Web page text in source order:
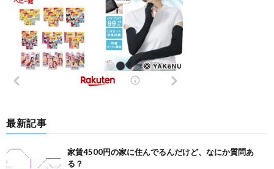
最新記事
家賃4500円の家に住んでるんだけど、なにか質問あ
る？